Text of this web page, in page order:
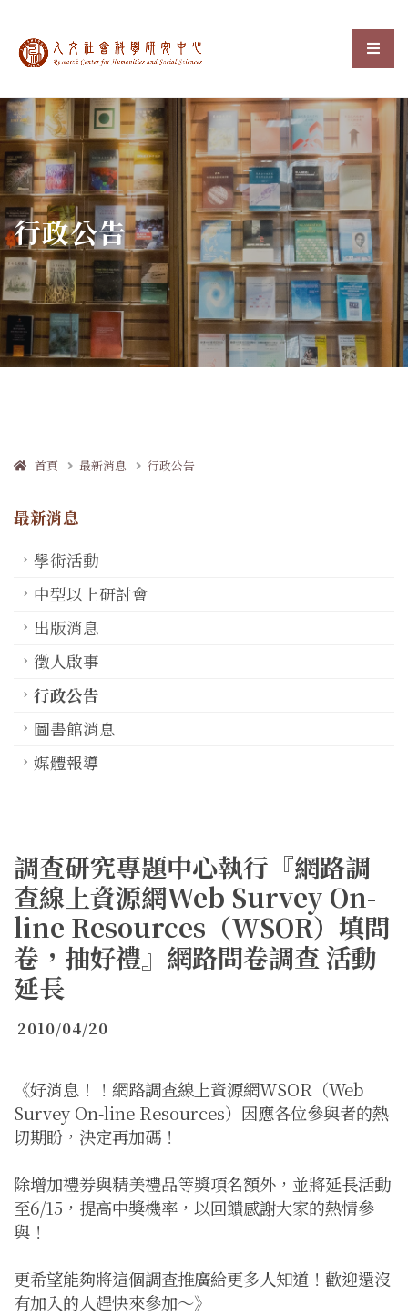
中央研究院人文社會科選
:::
行政公告
首頁 最新消息 行政公告
最新消息
學術活動
中型以上研討會
出版消息
徵人啟事
行政公告
圖書館消息
媒體報導
調查研究專題中心執行『網路調
查線上資源網Web Survey On-
line Resources（WSOR）填問
卷，抽好禮』網路問卷調查 活動
延長
2010/04/20
《好消息！！網路調查線上資源網WSOR（Web
Survey On-line Resources）因應各位參與者的熱
切期盼，決定再加碼！
除增加禮券與精美禮品等獎項名額外，並將延長活動
至6/15，提高中獎機率，以回饋感謝大家的熱情參
與！
更希望能夠將這個調查推廣給更多人知道！歡迎還沒
有加入的人趕快來參加～》